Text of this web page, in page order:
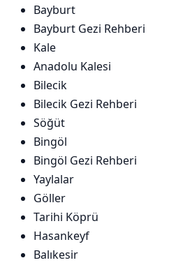
Bayburt
Bayburt Gezi Rehberi
Kale
Anadolu Kalesi
Bilecik
Bilecik Gezi Rehberi
Söğüt
Bingöl
Bingöl Gezi Rehberi
Yaylalar
Göller
Tarihi Köprü
Hasankeyf
Balıkesir